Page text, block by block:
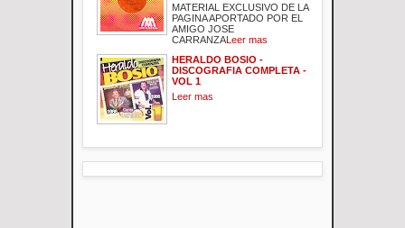
MATERIAL EXCLUSIVO DE LA
PAGINA APORTADO POR EL
AMIGO JOSE
CARRANZALeer mas
HERALDO BOSIO -
DISCOGRAFIA COMPLETA -
VOL 1
Leer mas